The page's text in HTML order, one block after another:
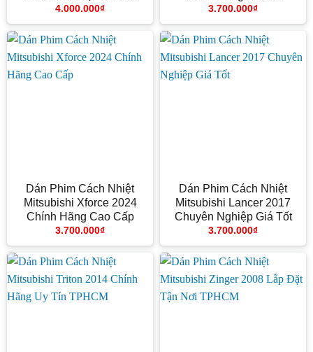
4.000.000₫ 3.700.000₫
Dán Phim Cách Nhiệt
Mitsubishi Xforce 2024
Chính Hãng Cao Cấp
3.700.000₫
Dán Phim Cách Nhiệt
Mitsubishi Lancer 2017
Chuyên Nghiệp Giá Tốt
3.700.000₫